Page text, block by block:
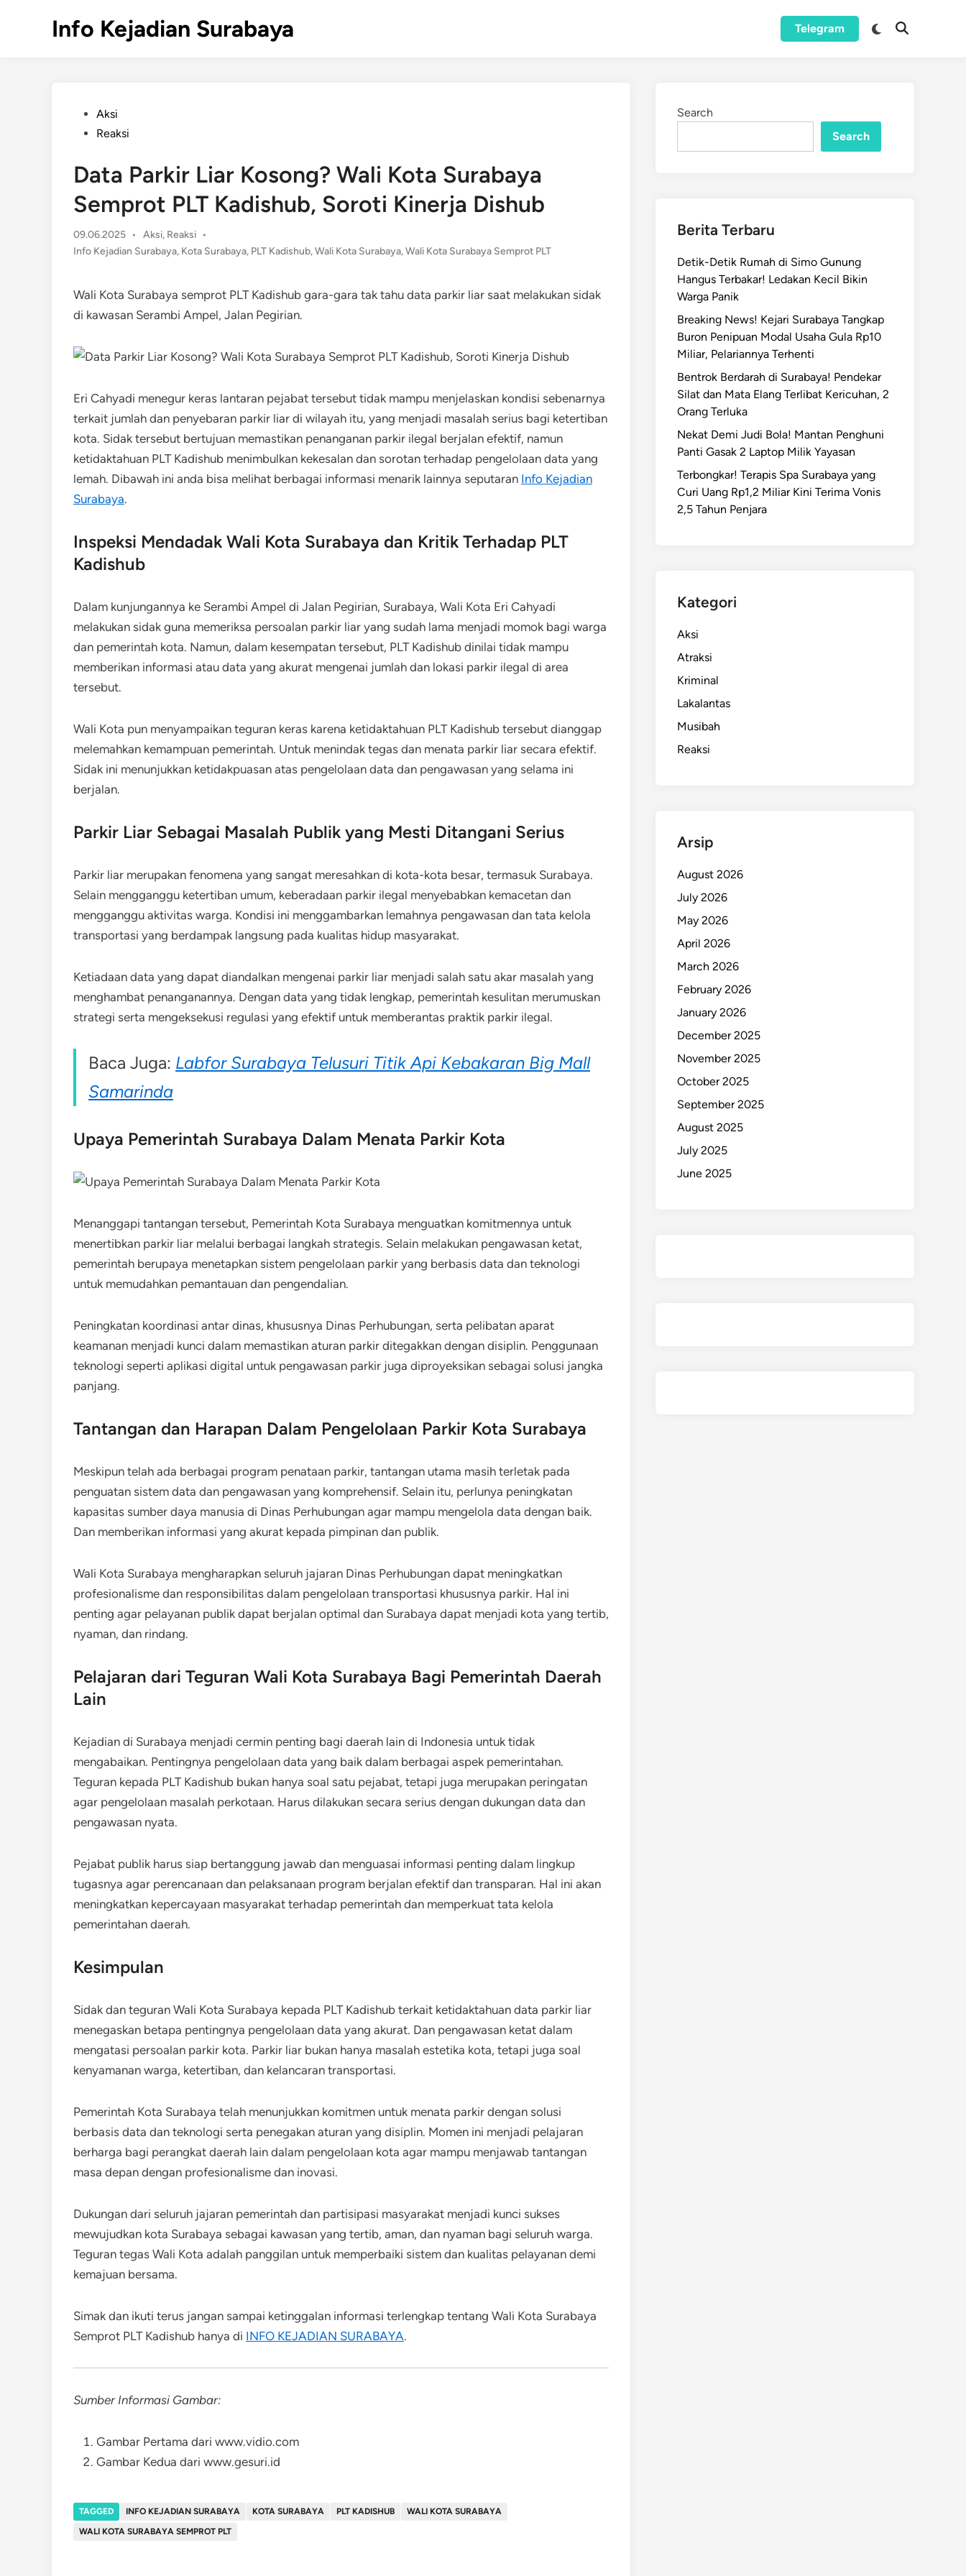
Info Kejadian Surabaya Telegram
Switch
Open
PostedAksi
Reaksi
Data Parkir Liar Kosong? Wali Kota Surabaya
Semprot PLT Kadishub, Soroti Kinerja Dishub
09.06.2025 •
Posted
in
Aksi, Reaksi
•
Info Kejadian Surabaya, Kota Surabaya, PLT Kadishub,Wali Kota Surabaya,Wali Kota Surabaya Semprot PLT
Wali Kota Surabaya semprot PLT Kadishub gara-gara tak tahu data parkir liar saat melakukan sidak
di kawasan Serambi Ampel, Jalan Pegirian.
Eri Cahyadi menegur keras lantaran pejabat tersebut tidak mampu menjelaskan kondisi sebenarnya
terkait jumlah dan penyebaran parkir liar di wilayah itu, yang menjadi masalah serius bagi ketertiban
kota. Sidak tersebut bertujuan memastikan penanganan parkir ilegal berjalan efektif, namun
ketidaktahuan PLT Kadishub menimbulkan kekesalan dan sorotan terhadap pengelolaan data yang
lemah. Dibawah ini anda bisa melihat berbagai informasi menarik lainnya seputaran Info Kejadian
Surabaya.
Inspeksi Mendadak Wali Kota Surabaya dan Kritik Terhadap PLT
Kadishub
Dalam kunjungannya ke Serambi Ampel di Jalan Pegirian, Surabaya, Wali Kota Eri Cahyadi
melakukan sidak guna memeriksa persoalan parkir liar yang sudah lama menjadi momok bagi warga
dan pemerintah kota. Namun, dalam kesempatan tersebut, PLT Kadishub dinilai tidak mampu
memberikan informasi atau data yang akurat mengenai jumlah dan lokasi parkir ilegal di area
tersebut.
Wali Kota pun menyampaikan teguran keras karena ketidaktahuan PLT Kadishub tersebut dianggap
melemahkan kemampuan pemerintah. Untuk menindak tegas dan menata parkir liar secara efektif.
Sidak ini menunjukkan ketidakpuasan atas pengelolaan data dan pengawasan yang selama ini
berjalan.
Parkir Liar Sebagai Masalah Publik yang Mesti Ditangani Serius
Parkir liar merupakan fenomena yang sangat meresahkan di kota-kota besar, termasuk Surabaya.
Selain mengganggu ketertiban umum, keberadaan parkir ilegal menyebabkan kemacetan dan
mengganggu aktivitas warga. Kondisi ini menggambarkan lemahnya pengawasan dan tata kelola
transportasi yang berdampak langsung pada kualitas hidup masyarakat.
Ketiadaan data yang dapat diandalkan mengenai parkir liar menjadi salah satu akar masalah yang
menghambat penanganannya. Dengan data yang tidak lengkap, pemerintah kesulitan merumuskan
strategi serta mengeksekusi regulasi yang efektif untuk memberantas praktik parkir ilegal.
Baca Juga: Labfor Surabaya Telusuri Titik Api Kebakaran Big Mall
Samarinda
Upaya Pemerintah Surabaya Dalam Menata Parkir Kota
Menanggapi tantangan tersebut, Pemerintah Kota Surabaya menguatkan komitmennya untuk
menertibkan parkir liar melalui berbagai langkah strategis. Selain melakukan pengawasan ketat,
pemerintah berupaya menetapkan sistem pengelolaan parkir yang berbasis data dan teknologi
untuk memudahkan pemantauan dan pengendalian.
Peningkatan koordinasi antar dinas, khususnya Dinas Perhubungan, serta pelibatan aparat
keamanan menjadi kunci dalam memastikan aturan parkir ditegakkan dengan disiplin. Penggunaan
teknologi seperti aplikasi digital untuk pengawasan parkir juga diproyeksikan sebagai solusi jangka
panjang.
Tantangan dan Harapan Dalam Pengelolaan Parkir Kota Surabaya
Meskipun telah ada berbagai program penataan parkir, tantangan utama masih terletak pada
penguatan sistem data dan pengawasan yang komprehensif. Selain itu, perlunya peningkatan
kapasitas sumber daya manusia di Dinas Perhubungan agar mampu mengelola data dengan baik.
Dan memberikan informasi yang akurat kepada pimpinan dan publik.
Wali Kota Surabaya mengharapkan seluruh jajaran Dinas Perhubungan dapat meningkatkan
profesionalisme dan responsibilitas dalam pengelolaan transportasi khususnya parkir. Hal ini
penting agar pelayanan publik dapat berjalan optimal dan Surabaya dapat menjadi kota yang tertib,
nyaman, dan rindang.
Pelajaran dari Teguran Wali Kota Surabaya Bagi Pemerintah Daerah
Lain
Kejadian di Surabaya menjadi cermin penting bagi daerah lain di Indonesia untuk tidak
mengabaikan. Pentingnya pengelolaan data yang baik dalam berbagai aspek pemerintahan.
Teguran kepada PLT Kadishub bukan hanya soal satu pejabat, tetapi juga merupakan peringatan
agar pengelolaan masalah perkotaan. Harus dilakukan secara serius dengan dukungan data dan
pengawasan nyata.
Pejabat publik harus siap bertanggung jawab dan menguasai informasi penting dalam lingkup
tugasnya agar perencanaan dan pelaksanaan program berjalan efektif dan transparan. Hal ini akan
meningkatkan kepercayaan masyarakat terhadap pemerintah dan memperkuat tata kelola
pemerintahan daerah.
Kesimpulan
Sidak dan teguran Wali Kota Surabaya kepada PLT Kadishub terkait ketidaktahuan data parkir liar
menegaskan betapa pentingnya pengelolaan data yang akurat. Dan pengawasan ketat dalam
mengatasi persoalan parkir kota. Parkir liar bukan hanya masalah estetika kota, tetapi juga soal
kenyamanan warga, ketertiban, dan kelancaran transportasi.
Pemerintah Kota Surabaya telah menunjukkan komitmen untuk menata parkir dengan solusi
berbasis data dan teknologi serta penegakan aturan yang disiplin. Momen ini menjadi pelajaran
berharga bagi perangkat daerah lain dalam pengelolaan kota agar mampu menjawab tantangan
masa depan dengan profesionalisme dan inovasi.
Dukungan dari seluruh jajaran pemerintah dan partisipasi masyarakat menjadi kunci sukses
mewujudkan kota Surabaya sebagai kawasan yang tertib, aman, dan nyaman bagi seluruh warga.
Teguran tegas Wali Kota adalah panggilan untuk memperbaiki sistem dan kualitas pelayanan demi
kemajuan bersama.
Simak dan ikuti terus jangan sampai ketinggalan informasi terlengkap tentang Wali Kota Surabaya
Semprot PLT Kadishub hanya di INFO KEJADIAN SURABAYA.
Sumber Informasi Gambar:
Gambar Pertama dari www.vidio.com
Gambar Kedua dari www.gesuri.id
TAGGED INFO KEJADIAN SURABAYA KOTA SURABAYA PLT KADISHUB
WALI KOTA SURABAYA
WALI KOTA SURABAYA SEMPROT PLT
Search
Search
Berita Terbaru
Detik-Detik Rumah di Simo Gunung
Hangus Terbakar! Ledakan Kecil Bikin
Warga Panik
Breaking News! Kejari Surabaya Tangkap
Buron Penipuan Modal Usaha Gula Rp10
Miliar, Pelariannya Terhenti
Bentrok Berdarah di Surabaya! Pendekar
Silat dan Mata Elang Terlibat Kericuhan, 2
Orang Terluka
Nekat Demi Judi Bola! Mantan Penghuni
Panti Gasak 2 Laptop Milik Yayasan
Terbongkar! Terapis Spa Surabaya yang
Curi Uang Rp1,2 Miliar Kini Terima Vonis
2,5 Tahun Penjara
Kategori
Aksi
Atraksi
Kriminal
Lakalantas
Musibah
Reaksi
Arsip
August 2026
July 2026
May 2026
April 2026
March 2026
February 2026
January 2026
December 2025
November 2025
October 2025
September 2025
August 2025
July 2025
June 2025